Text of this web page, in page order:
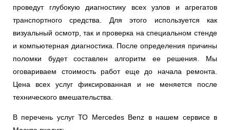
проведут глубокую диагностику всех узлов и агрегатов
транспортного средства. Для этого используется как
визуальный осмотр, так и проверка на специальном стенде
и компьютерная диагностика. После определения причины
поломки будет составлен алгоритм ее решения. Мы
оговариваем стоимость работ еще до начала ремонта.
Цена всех услуг фиксированная и не меняется после
технического вмешательства.
В перечень услуг ТО Mercedes Benz в нашем сервисе в